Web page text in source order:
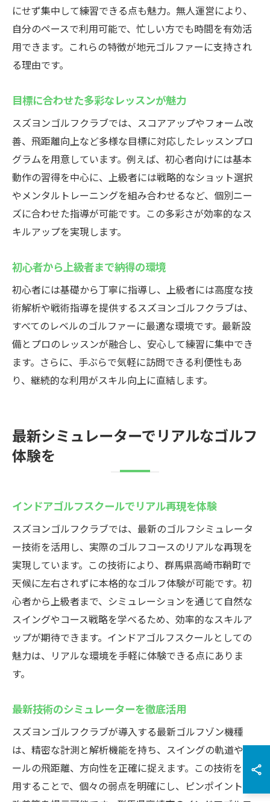
にせず集中して練習できる点も魅力。無人運営により、
自分のペースで利用可能で、忙しい方でも時間を有効活
用できます。これらの特徴が地元ゴルファーに支持され
る理由です。
目標に合わせた多彩なレッスンが魅力
スズヨンゴルフクラブでは、スコアアップやフォーム改
善、飛距離向上など多様な目標に対応したレッスンプロ
グラムを用意しています。例えば、初心者向けには基本
動作の習得を中心に、上級者には戦略的なショット選択
やメンタルトレーニングを組み合わせるなど、個別ニー
ズに合わせた指導が可能です。この多彩さが効率的なス
キルアップを実現します。
初心者から上級者まで納得の環境
初心者には基礎から丁寧に指導し、上級者には高度な技
術解析や戦術指導を提供するスズヨンゴルフクラブは、
すべてのレベルのゴルファーに最適な環境です。最新設
備とプロのレッスンが融合し、安心して練習に集中でき
ます。さらに、手ぶらで気軽に訪問できる利便性もあ
り、継続的な利用がスキル向上に直結します。
最新シミュレーターでリアルなゴルフ
体験を
インドアゴルフスクールでリアル再現を体験
スズヨンゴルフクラブでは、最新のゴルフシミュレータ
ー技術を活用し、実際のゴルフコースのリアルな再現を
実現しています。この技術により、群馬県高崎市鞘町で
天候に左右されずに本格的なゴルフ体験が可能です。初
心者から上級者まで、シミュレーションを通じて自然な
スイングやコース戦略を学べるため、効率的なスキルア
ップが期待できます。インドアゴルフスクールとしての
魅力は、リアルな環境を手軽に体験できる点にありま
す。
最新技術のシミュレーターを徹底活用
スズヨンゴルフクラブが導入する最新ゴルフゾン機種
は、精密な計測と解析機能を持ち、スイングの軌道やボ
ールの飛距離、方向性を正確に捉えます。この技術を活
用することで、個々の弱点を明確にし、ピンポイントで